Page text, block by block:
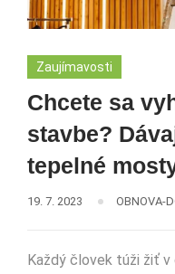
Zaujímavosti
Chcete sa
stavbe?
tepelné
19. 7. 2023 OBNOVA-
Každý človek túži žiť